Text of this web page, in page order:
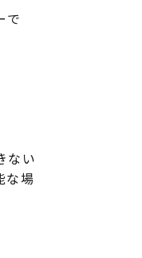
で
ない
な場